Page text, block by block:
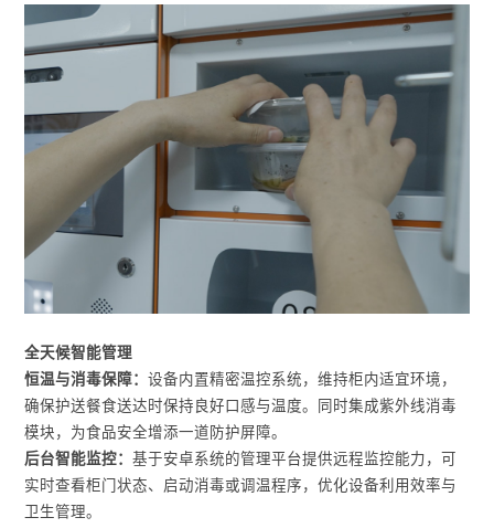
全天候智能管理
恒温与消毒保障：设备内置精密温控系统，维持柜内适宜环境，
确保护送餐食送达时保持良好口感与温度。同时集成紫外线消毒
模块，为食品安全增添一道防护屏障。
后台智能监控：基于安卓系统的管理平台提供远程监控能力，可
实时查看柜门状态、启动消毒或调温程序，优化设备利用效率与
卫生管理。